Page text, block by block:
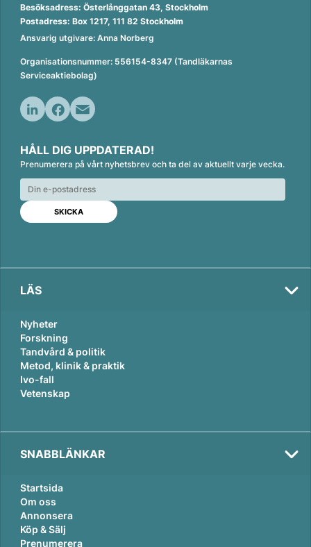
Besöksadress: Österlånggatan 43, Stockholm
Postadress: Box 1217, 111 82 Stockholm
Ansvarig utgivare: Anna Norberg
Organisationsnummer: 556154-8347 (Tandläkarnas
Serviceaktiebolag)
n
k
e
d
n
c
e
b
o
o
k
a
i
l
HÅLL DIG UPPDATERAD!
Prenumerera på vårt nyhetsbrev och ta del av aktuellt varje vecka.
LÄS
Nyheter
Forskning
Tandvård & politik
Metod, klinik & praktik
Ivo-fall
Vetenskap
SNABBLÄNKAR
Startsida
Om oss
Annonsera
Köp & Sälj
Prenumerera